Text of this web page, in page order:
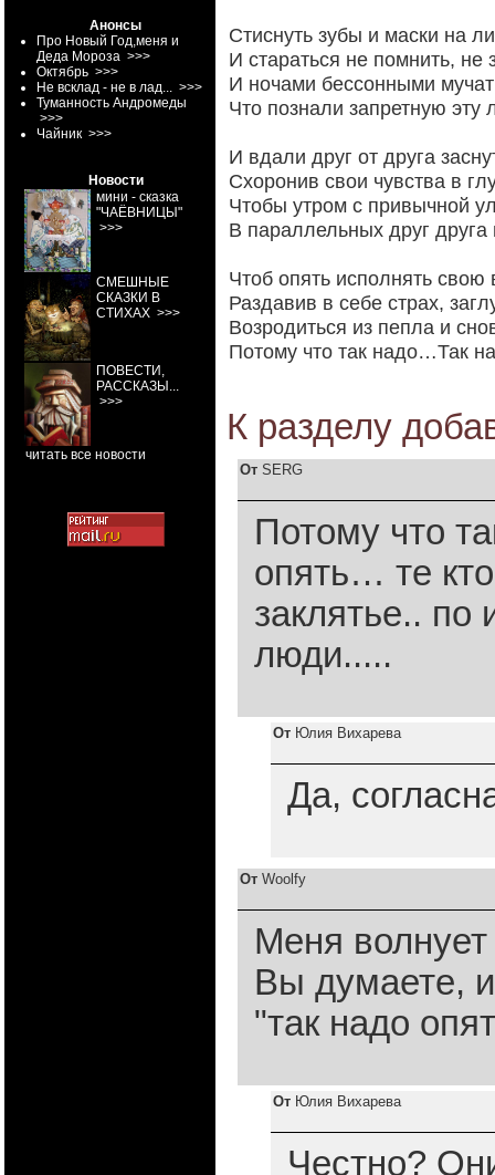
Анонсы
Про Новый Год,меня и
Деда Мороза >>>
Октябрь >>>
Не всклад - не в лад... >>>
Туманность Андромеды
>>>
Чайник >>>
Новости
мини - сказка
"ЧАЁВНИЦЫ"
>>>
СМЕШНЫЕ
СКАЗКИ В
СТИХАХ >>>
ПОВЕСТИ,
РАССКАЗЫ...
>>>
читать все новости
Стиснуть зубы и маски на
И стараться не помнить, не
И ночами бессонными
Что познали запретную эту
И вдали друг от друга
Схоронив свои чувства в
Чтобы утром с привычной
В параллельных друг друга
Чтоб опять исполнять свою
Раздавив в себе страх,
Возродиться из пепла и
Потому что так надо…Так
К разделу
От SERG
Потому что
опять… те
заклятье.. по
люди.....
От Юлия Вихарева
Да,
От Woolfy
Меня волнует
Вы думаете,
"так надо
От Юлия Вихарева
Честно?